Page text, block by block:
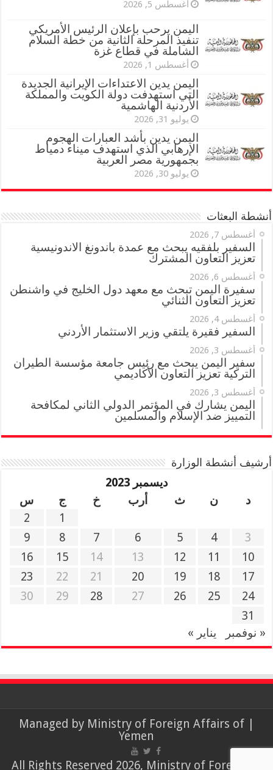
أغسطس 5, 2026
اليمن يرحب بإعلان الرئيس الأمريكي
تنفيذ المرحلة الثانية من خطة السلام
الشاملة في قطاع غزة
أغسطس 1, 2026
اليمن يدين الاعتداءات الإيرانية الجديدة
التي استهدفت دولة الكويت والمملكة
الأردنية الهاشمية
يوليو 31, 2026
اليمن يدين بأشد العبارات الهجوم
الإرهابي الذي استهدف ميناء دمياط
بجمهورية مصر العربية
يوليو 30, 2026
أنشطة البعثات
أغسطس 7, 2026
السفير بلفقيه يبحث مع عمدة باندونغ الاندونيسية
تعزيز التعاون المشترك
أغسطس 6, 2026
سفيرة اليمن تبحث مع معهد دول الخليج في واشنطن
تعزيز التعاون الثنائي
أغسطس 4, 2026
السفير فقيرة يلتقي وزير الاستثمار الأردني
أغسطس 3, 2026
سفير اليمن يبحث مع رئيس جامعة مؤسسة الطيران
التركية تعزيز التعاون الأكاديمي
أغسطس 3, 2026
اليمن يشارك في المؤتمر الدولي الثاني لمكافحة
التمييز ضد الإسلام والمسلمين
أرشيف أنشطة الوزارة
ديسمبر 2023
د
ن ث أرب خ ج
س
1
2
3
4
5
6
7
8
9
10
11
12
13
14
15
16
17
18
19
20
21
22
23
24
25
26
27
28
29
30
31
« نوفمبر
يناير »
Ministry of Foreign Affairs of
Yemen
© All Rights Reserved 2026, Ministry of Foreign